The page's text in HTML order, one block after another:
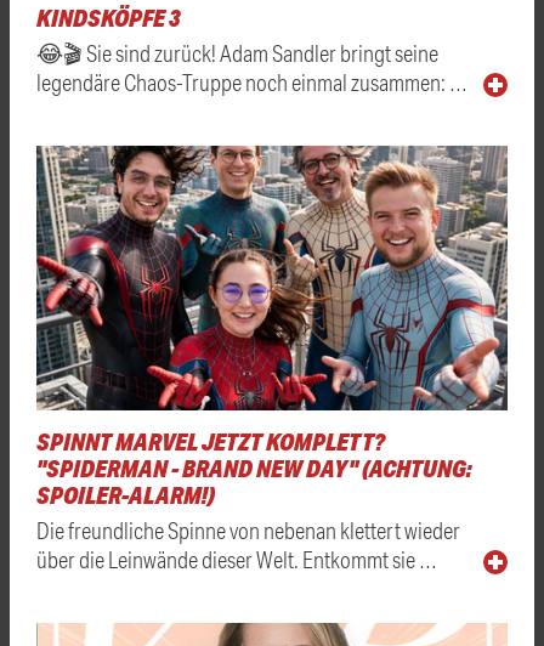
KINDSKÖPFE 3
😂🎬 Sie sind zurück! Adam Sandler bringt seine
legendäre Chaos-Truppe noch einmal zusammen: …
SPINNT MARVEL JETZT KOMPLETT?
"SPIDERMAN - BRAND NEW DAY" (ACHTUNG:
SPOILER-ALARM!)
Die freundliche Spinne von nebenan klettert wieder
über die Leinwände dieser Welt. Entkommt sie …